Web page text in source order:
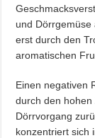
und Dörrgemüse
erst durch den
aromatischen
Einen negativen
durch den hohen
Dörrvorgang
konzentriert sich